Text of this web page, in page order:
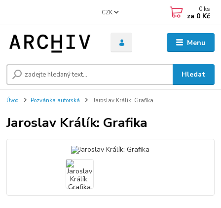
Menu
CZK
Hledat
0 ks
za 0 Kč
Úvod Pozvánka autorská Jaroslav Králík: Grafika
Jaroslav Králík: Grafika